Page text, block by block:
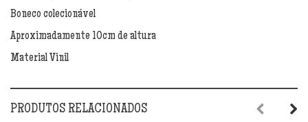
1205
quantidade
Boneco colecionável
Aproximadamente 10cm de altura
Material Vinil
PRODUTOS RELACIONADOS